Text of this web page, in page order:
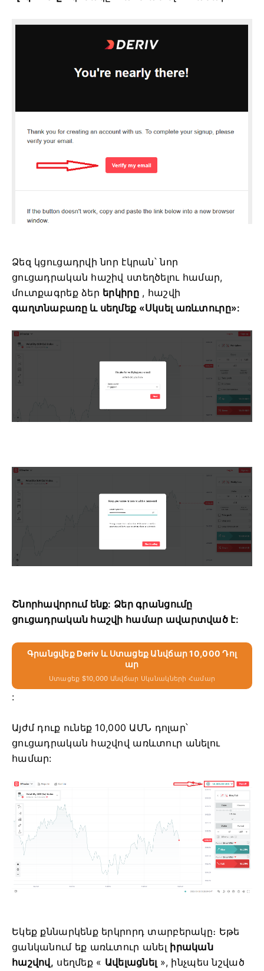
Ձեզ կցուցադրվի նոր էկրան՝ նոր
ցուցադրական հաշիվ ստեղծելու համար,
մուտքագրեք ձեր երկիրը, հաշվի
գաղտնաբառը և սեղմեք «Սկսել առևտուրը»:
Շնորհավորում ենք: Ձեր գրանցումը
ցուցադրական հաշվի համար ավարտված է:
Գրանցվեք Deriv ԵՒ Ստացեք Անվճար 10,000 Դոլ
Ար
Ստացեք $10,000 Անվճար Սկսնակների Համար
:
Այժմ դուք ունեք 10,000 ԱՄՆ դոլար՝
ցուցադրական հաշվով առևտուր անելու
համար:
Եկեք քննարկենք երկրորդ տարբերակը։ Եթե
ցանկանում եք առևտուր անել իրական
հաշվով, սեղմեք « Ավելացնել », ինչպես նշված